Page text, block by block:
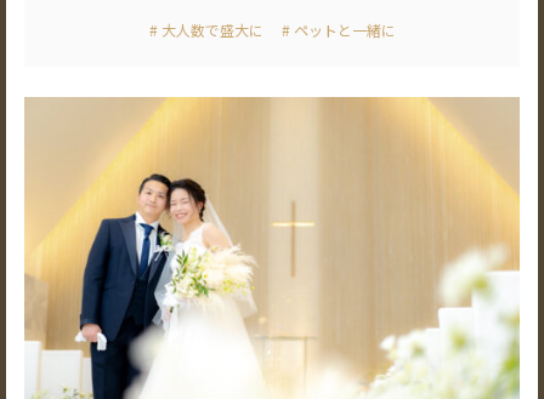
# 大人数で盛大に
# ペットと一緒に